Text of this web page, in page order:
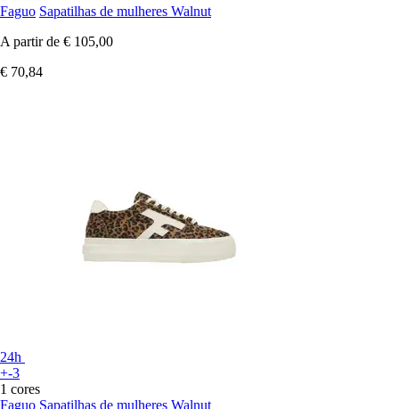
Faguo Sapatilhas de mulheres Walnut
A partir de € 105,00
€ 70,84
24h
+-3
1 cores
Faguo Sapatilhas de mulheres Walnut